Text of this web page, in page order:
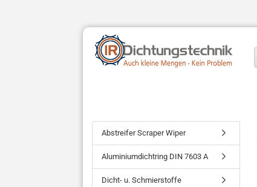
Abstreifer Scraper Wiper
Aluminiumdichtring DIN 7603 A
Dicht- u. Schmierstoffe